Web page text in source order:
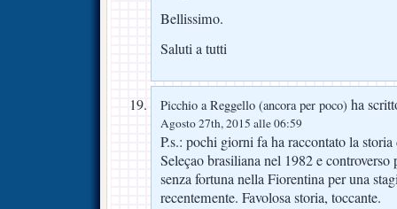
Bellissimo.
Saluti a tutti
Picchio a Reggello (ancora per poco) ha
Agosto 27th, 2015 alle 06:59
P.s.: pochi giorni fa ha raccontato la
Seleçao brasiliana nel 1982 e
senza fortuna nella Fiorentina per una
recentemente. Favolosa storia, toccante.